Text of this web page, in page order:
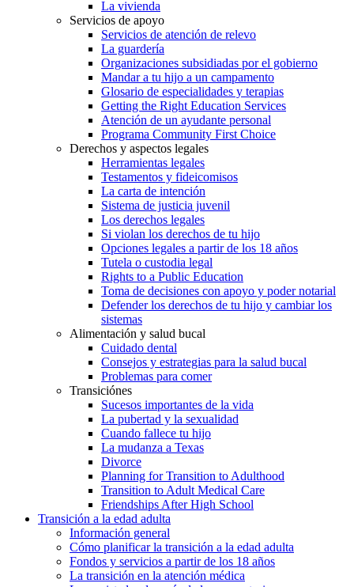
La vivienda
Servicios de apoyo
Servicios de atención de relevo
La guardería
Organizaciones subsidiadas por el gobierno
Mandar a tu hijo a un campamento
Glosario de especialidades y terapias
Getting the Right Education Services
Atención de un ayudante personal
Programa Community First Choice
Derechos y aspectos legales
Herramientas legales
Testamentos y fideicomisos
La carta de intención
Sistema de justicia juvenil
Los derechos legales
Si violan los derechos de tu hijo
Opciones legales a partir de los 18 años
Tutela o custodia legal
Rights to a Public Education
Toma de decisiones con apoyo y poder notarial
Defender los derechos de tu hijo y cambiar los
sistemas
Alimentación y salud bucal
Cuidado dental
Consejos y estrategias para la salud bucal
Problemas para comer
Transiciónes
Sucesos importantes de la vida
La pubertad y la sexualidad
Cuando fallece tu hijo
La mudanza a Texas
Divorce
Planning for Transition to Adulthood
Transition to Adult Medical Care
Friendships After High School
Transición a la edad adulta
Información general
Cómo planificar la transición a la edad adulta
Fondos y servicios a partir de los 18 años
La transición en la atención médica